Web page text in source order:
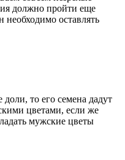
должно пройти еще
оставлять
то его семена дадут
цветами, если же
мужские цветы